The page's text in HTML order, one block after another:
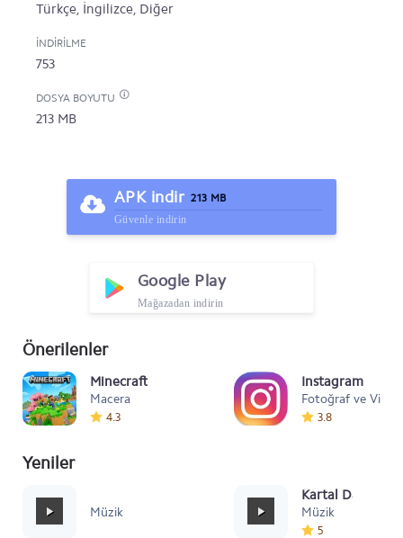
Türkçe, İngilizce, Diğer
İNDIRILME
753
DOSYA BOYUTU
213 MB
APK indir 213 MB
Güvenle indirin
Google Play
Mağazadan indirin
Önerilenler
Minecraft
Macera
4.3
Instagram
Fotoğraf ve Video
3.8
Yeniler
Müzik
Kartal Dansı
Müzik
5